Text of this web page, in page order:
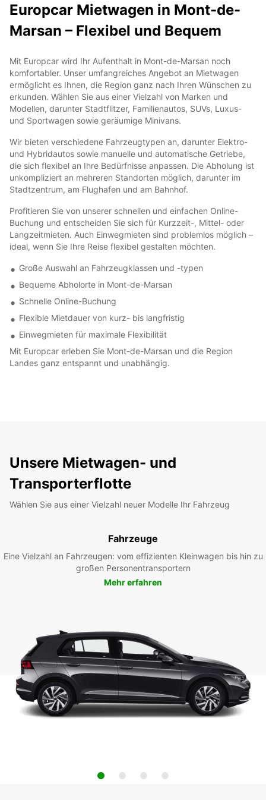
Europcar Mietwagen in Mont-de-
Marsan – Flexibel und Bequem
Mit Europcar wird Ihr Aufenthalt in Mont-de-Marsan noch
komfortabler. Unser umfangreiches Angebot an Mietwagen
ermöglicht es Ihnen, die Region ganz nach Ihren Wünschen zu
erkunden. Wählen Sie aus einer Vielzahl von Marken und
Modellen, darunter Stadtflitzer, Familienautos, SUVs, Luxus-
und Sportwagen sowie geräumige Minivans.
Wir bieten verschiedene Fahrzeugtypen an, darunter Elektro-
und Hybridautos sowie manuelle und automatische Getriebe,
die sich flexibel an Ihre Bedürfnisse anpassen. Die Abholung ist
unkompliziert an mehreren Standorten möglich, darunter im
Stadtzentrum, am Flughafen und am Bahnhof.
Profitieren Sie von unserer schnellen und einfachen Online-
Buchung und entscheiden Sie sich für Kurzzeit-, Mittel- oder
Langzeitmieten. Auch Einwegmieten sind problemlos möglich –
ideal, wenn Sie Ihre Reise flexibel gestalten möchten.
Große Auswahl an Fahrzeugklassen und -typen
Bequeme Abholorte in Mont-de-Marsan
Schnelle Online-Buchung
Flexible Mietdauer von kurz- bis langfristig
Einwegmieten für maximale Flexibilität
Mit Europcar erleben Sie Mont-de-Marsan und die Region
Landes ganz entspannt und unabhängig.
Unsere Mietwagen- und
Transporterflotte
Wählen Sie aus einer Vielzahl neuer Modelle Ihr Fahrzeug
Fahrzeuge
Eine Vielzahl an Fahrzeugen: vom effizienten Kleinwagen bis hin zu
großen Personentransportern
Mehr erfahren